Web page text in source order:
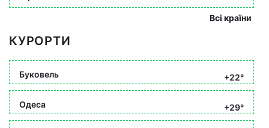
Всі країни
КУРОРТИ
Буковель +22°
Одеса +29°